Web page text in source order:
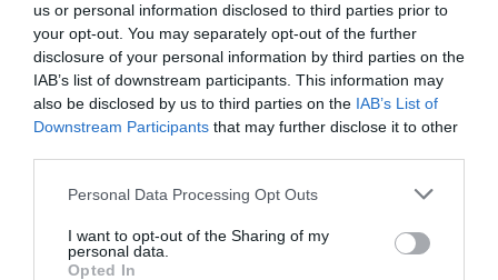
us or personal information disclosed to third parties prior to
your opt-out. You may separately opt-out of the further
disclosure of your personal information by third parties on the
IAB’s list of downstream participants. This information may
also be disclosed by us to third parties on the IAB’s List of
Downstream Participants that may further disclose it to other
Personal Data Processing Opt Outs
I want to opt-out of the Sharing of my
personal data.
Opted In
Ακολουθήστε το Culturenow.gr
Δημοφιλή Άρθρα